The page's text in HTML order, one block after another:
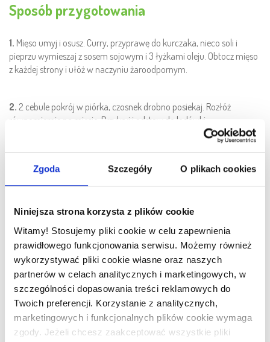
Zgoda Szczegóły O plikach cookies
Niniejsza strona korzysta z plików cookie
Witamy! Stosujemy pliki cookie w celu zapewnienia
prawidłowego funkcjonowania serwisu. Możemy również
wykorzystywać pliki cookie własne oraz naszych
partnerów w celach analitycznych i marketingowych, w
szczególności dopasowania treści reklamowych do
Twoich preferencji. Korzystanie z analitycznych,
marketingowych i funkcjonalnych plików cookie wymaga
zgody. Jeżeli chcesz zaakceptować wszystkie pliki
Sposób przygotowania
1. Mięso umyj i osusz. Curry, przyprawę do kurczaka, nieco soli i
pieprzu wymieszaj z sosem sojowym i 3 łyżkami oleju. Obtocz mięso
z każdej strony i ułóż w naczyniu żaroodpornym.
2. 2 cebule pokrój w piórka, czosnek drobno posiekaj. Rozłóż
równomiernie na mięsie. Przykryj i odstaw do lodówki.
przykryciem 40 minut. Po tym czasie wyjmij z piekarnika, odkryj i
zalej mleczkiem kokosowym. Wstaw ponownie do piekarnika, ale już
4.Kopytka przygotuj według przepisu na opakowaniu. Kapustę
odsącz z nadmiaru soku i posiekaj. Jeśli jest bardzo słona, opłucz ją
w wodzie. 1 cebulę pokrój w piórka, marchew zetrzyj na tarce o
grubych oczkach, a paprykę pokrój w wąskie paseczki. Zalej 2
łyżkami oleju i dopraw do smaku solą i pieprzem. Dokładnie
wymieszaj. Udka polej sosem, podawaj z kopytkami i surówką.
Posyp posiekaną natką pietruszki. Smacznego!